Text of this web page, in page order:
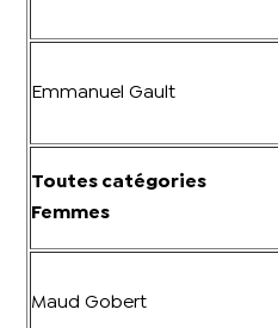
Emmanuel Gault
Toutes catégories
Femmes
Maud Gobert